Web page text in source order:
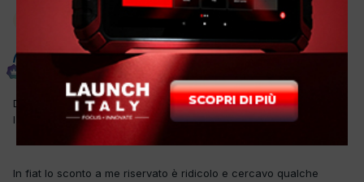
badwork
Inviato22 Settembre 2017
Devo sostituire questi iniettori perchè non tengono ed al mattino
l'auto parte con difficoltà.
In fiat lo sconto a me riservato è ridicolo e cercavo qualche